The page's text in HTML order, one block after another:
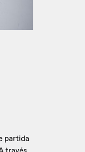
partida